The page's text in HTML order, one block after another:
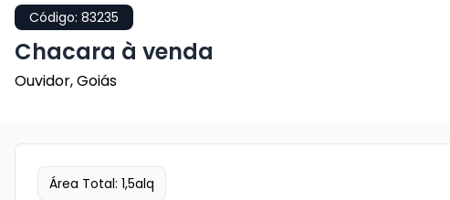
Código: 83235
Chacara à venda
Ouvidor,Goiás
Área Total: 1,5alq